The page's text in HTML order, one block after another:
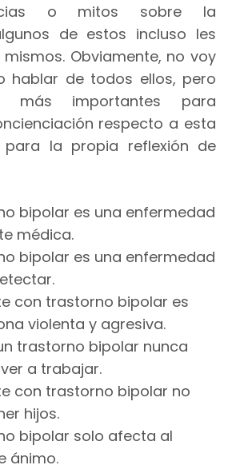
o mitos sobre la
de estos incluso les
Obviamente, no voy
hablar de todos ellos, pero
más importantes para
respecto a esta
para la propia reflexión de
bipolar es una enfermedad
médica.
bipolar es una enfermedad
con trastorno bipolar es
violenta y agresiva.
trastorno bipolar nunca
a trabajar.
con trastorno bipolar no
hijos.
bipolar solo afecta al
ánimo.